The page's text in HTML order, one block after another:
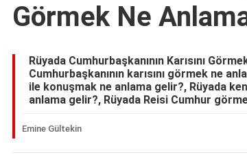
Görmek Ne
Rüyada Cumhurbaşkanının Karısını
Cumhurbaşkanının karısını görmek ne
ile konuşmak ne anlama gelir?, Rüyada
anlama gelir?, Rüyada Reisi Cumhur
Emine Gültekin